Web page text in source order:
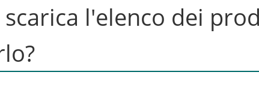
d
e
scarica l'elenco dei